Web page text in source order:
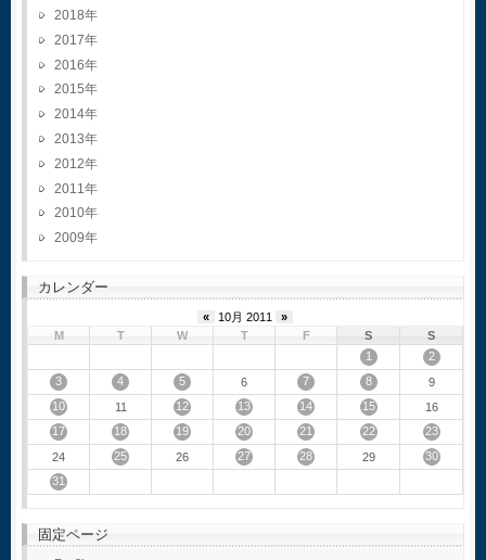
2018
2017
2016
2015
2014
2013
2012
2011
2010
2009
カレンダー
« 10月 2011
»
M
T W T F S
S
1
2
3
4 5 6 7 8
9
10
11 12 13 14 15
16
17
18 19 20 21 22
23
24
25 26 27 28 29
30
31
固定ページ